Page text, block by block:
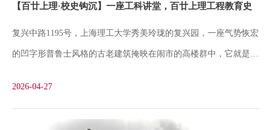
燃五卅运动导火索。作为沪江大学学生自治会代表，李公朴参加了
共青团中央宣传部长恽代英主持的上海学生联合会会议。他主张发
【百廿上理·校史钩沉】一座工科讲堂，百廿上理工程教育史
复兴中路1195号，上海理工大学秀美玲珑的复兴园，一座气势恢宏
的凹字形普鲁士风格的古老建筑掩映在闹市的高楼群中，它就是承
2026-04-27